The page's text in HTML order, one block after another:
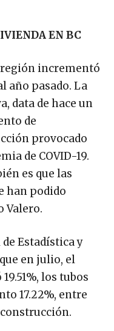
EN BC
región incrementó
año pasado. La
data de hace un
de
provocado
de COVID-19.
es que las
han podido
Valero.
Estadística y
en julio, el
los tubos
17.22%, entre